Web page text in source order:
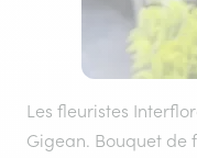
Les fleuristes
Gigean. Bouquet de